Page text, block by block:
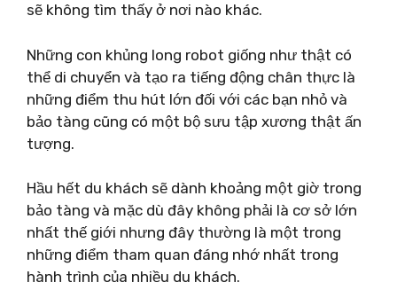
sẽ không tìm thấy ở nơi nào khác.
Những con khủng long robot giống như thật có
thể di chuyển và tạo ra tiếng động chân thực là
những điểm thu hút lớn đối với các bạn nhỏ và
bảo tàng cũng có một bộ sưu tập xương thật ấn
tượng.
Hầu hết du khách sẽ dành khoảng một giờ trong
bảo tàng và mặc dù đây không phải là cơ sở lớn
nhất thế giới nhưng đây thường là một trong
những điểm tham quan đáng nhớ nhất trong
hành trình của nhiều du khách.